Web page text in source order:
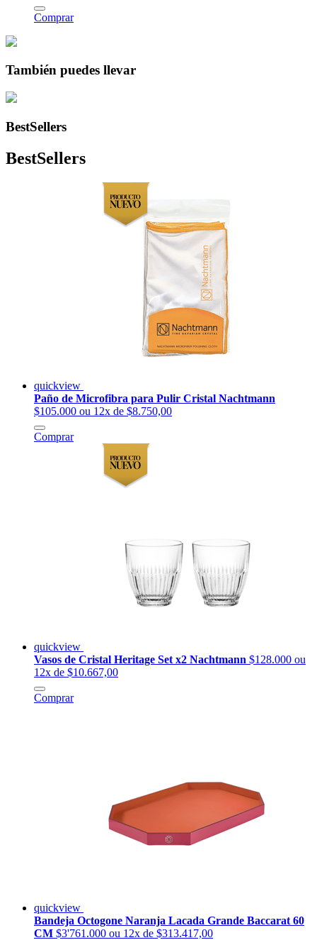
Comprar
También puedes llevar
BestSellers
BestSellers
quickview
Paño de Microfibra para Pulir Cristal Nachtmann
$105.000 ou 12x de $8.750,00
Comprar
quickview
Vasos de Cristal Heritage Set x2 Nachtmann $128.000 ou
12x de $10.667,00
Comprar
quickview
Bandeja Octogone Naranja Lacada Grande Baccarat 60
CM $3'761.000 ou 12x de $313.417,00